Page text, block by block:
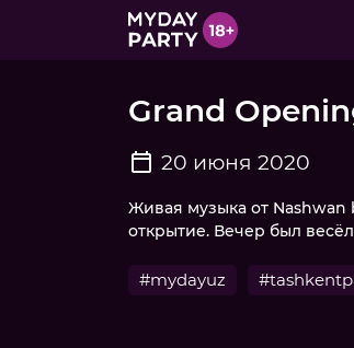
Grand
20 июня 2020
Живая музыка от Nashwan
открытие. Вечер был
#mydayuz